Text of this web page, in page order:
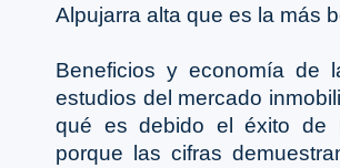
Alpujarra alta que es la más
Beneficios y economía de
estudios del mercado
qué es debido el éxito de
porque las cifras